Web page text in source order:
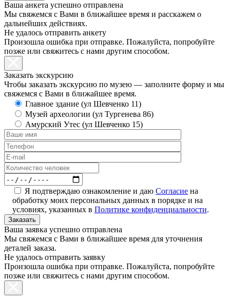
Ваша анкета успешно отправлена
Мы свяжемся с Вами в ближайшее время и расскажем о
дальнейших действиях.
Не удалось отправить анкету
Произошла ошибка при отправке. Пожалуйста, попробуйте
позже или свяжитесь с нами другим способом.
Заказать экскурсию
Чтобы заказать экскурсию по музею — заполните форму и мы
свяжемся с Вами в ближайшее время.
Главное здание (ул Шевченко 11)
Музей археологии (ул Тургенева 86)
Амурский Утес (ул Шевченко 15)
Я подтверждаю ознакомление и даю Согласие на
обработку моих персональных данных в порядке и на
условиях, указанных в Политике конфиденциальности.
Ваша заявка успешно отправлена
Мы свяжемся с Вами в ближайшее время для уточнения
деталей заказа.
Не удалось отправить заявку
Произошла ошибка при отправке. Пожалуйста, попробуйте
позже или свяжитесь с нами другим способом.